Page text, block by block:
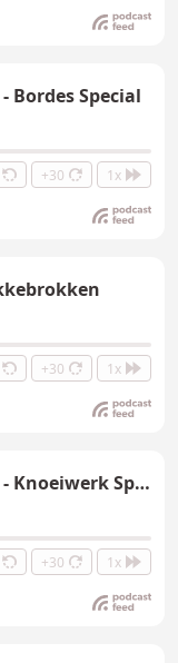
Bordes Special
+30 1x
+30 1x
Nare Jongens Podcast 254 - Knoeiwerk Special
+30 1x